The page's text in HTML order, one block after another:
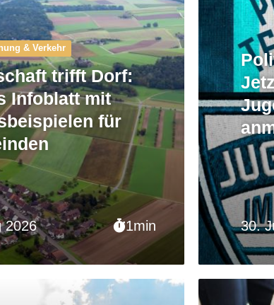
2026 1min
& Verkehr
trifft Dorf:
Infoblatt mit
für
30.